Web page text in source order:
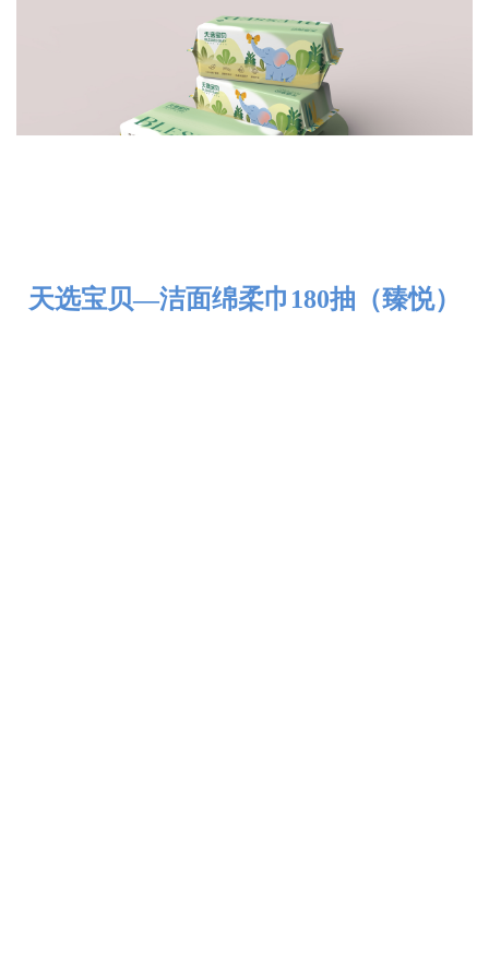
天选宝贝—洁面绵柔巾180抽（臻悦）